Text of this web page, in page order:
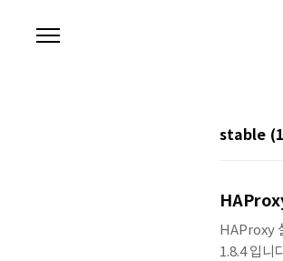
stable
HAProxy
1.8.4 입니